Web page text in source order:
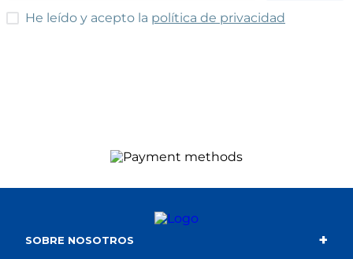
He leído y acepto las condiciones
He leído y acepto la política de privacidad
SOBRE NOSOTROS +